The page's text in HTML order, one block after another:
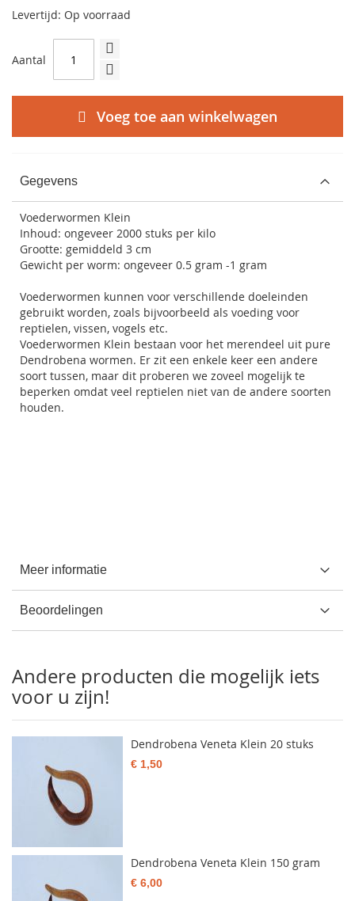
Levertijd: Op voorraad
Aantal
Voeg toe aan winkelwagen
Gegevens
Voederwormen Klein
Inhoud: ongeveer 2000 stuks per kilo
Grootte: gemiddeld 3 cm
Gewicht per worm: ongeveer 0.5 gram -1 gram
Voederwormen kunnen voor verschillende doeleinden
gebruikt worden, zoals bijvoorbeeld als voeding voor
reptielen, vissen, vogels etc.
Voederwormen Klein bestaan voor het merendeel uit pure
Dendrobena wormen. Er zit een enkele keer een andere
soort tussen, maar dit proberen we zoveel mogelijk te
beperken omdat veel reptielen niet van de andere soorten
houden.
Meer informatie
Beoordelingen
Andere producten die mogelijk iets
voor u zijn!
Dendrobena Veneta Klein 20 stuks
€ 1,50
Dendrobena Veneta Klein 150 gram
€ 6,00